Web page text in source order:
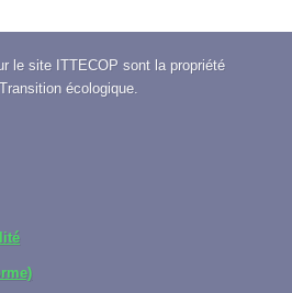
le site ITTECOP sont la propriété
écologique.